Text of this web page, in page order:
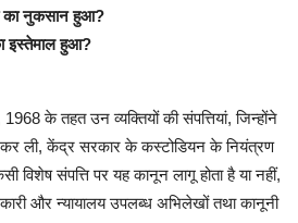
का नुकसान हुआ?
इस्तेमाल हुआ?
के तहत उन व्यक्तियों की संपत्तियां, जिन्होंने
ली, केंद्र सरकार के कस्टोडियन के नियंत्रण
विशेष संपत्ति पर यह कानून लागू होता है या नहीं,
और न्यायालय उपलब्ध अभिलेखों तथा कानूनी